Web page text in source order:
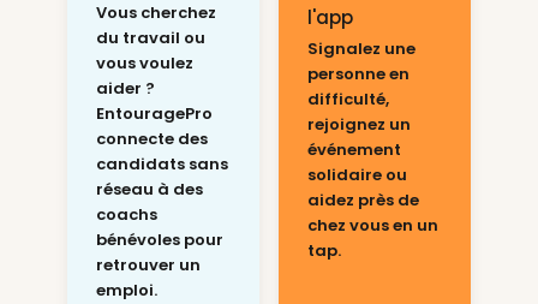
Vous cherchez
du travail ou
vous voulez
aider ?
EntouragePro
connecte des
candidats sans
réseau à des
coachs
bénévoles pour
retrouver un
emploi.
l'app
Signalez une
personne en
difficulté,
rejoignez un
événement
solidaire ou
aidez près de
chez vous en un
tap.